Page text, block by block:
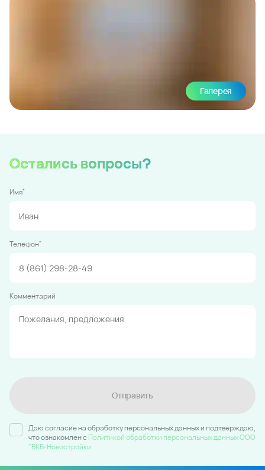
Галерея
Остались вопросы?
Имя*
Телефон*
Комментарий
Отправить
Даю согласие на обработку персональных данных и подтверждаю,
что ознакомлен c Политикой обработки персональных данных ООО
"ВКБ-Новостройки